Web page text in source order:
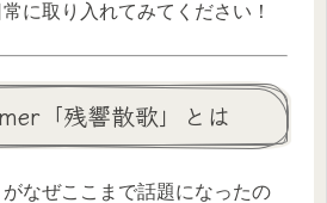
に取り入れてみてください！
「残響散歌」とは
なぜここまで話題になったの